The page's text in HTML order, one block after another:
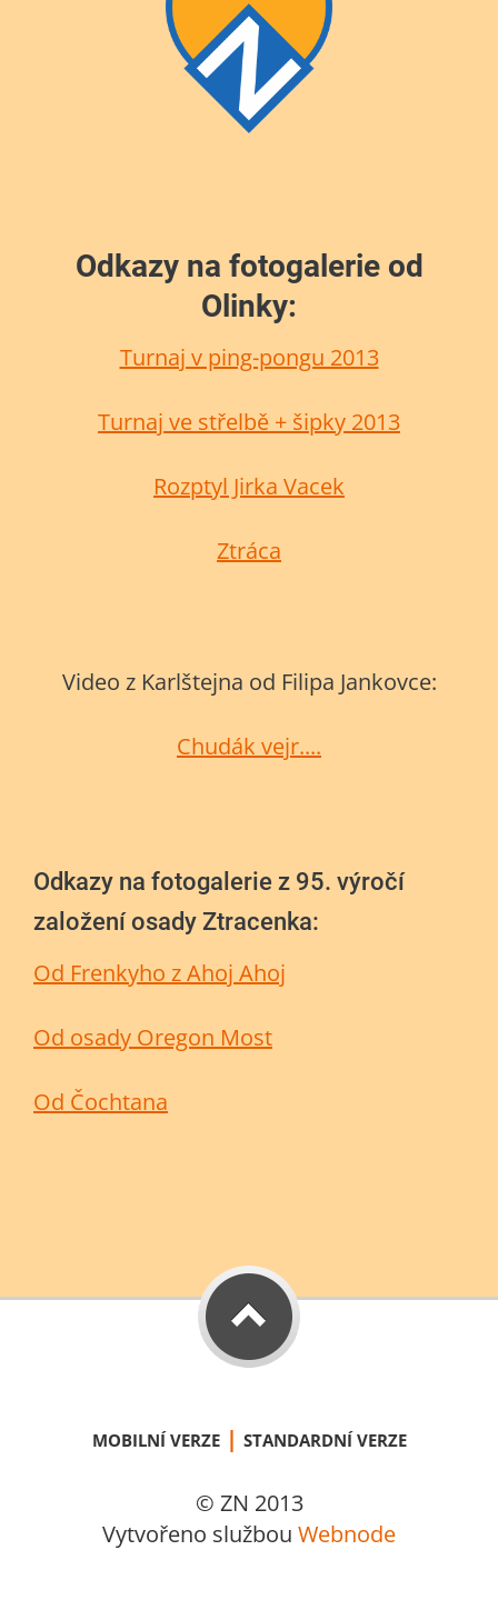
Odkazy na fotogalerie od
Olinky:
Turnaj v ping-pongu 2013
Turnaj ve střelbě + šipky 2013
Rozptyl Jirka Vacek
Ztráca
Video z Karlštejna od Filipa Jankovce:
Chudák vejr....
Odkazy na fotogalerie z 95. výročí
založení osady Ztracenka:
Od Frenkyho z Ahoj Ahoj
Od osady Oregon Most
Od Čochtana
MOBILNÍ VERZE | STANDARDNÍ VERZE
© ZN 2013
Vytvořeno službou Webnode